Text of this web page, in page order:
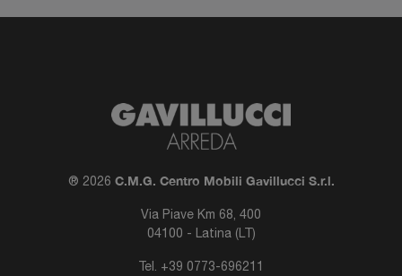
® 2026 C.M.G. Centro Mobili Gavillucci S.r.l.
Via Piave Km 68, 400
04100 - Latina (LT)
Tel. +39 0773-696211